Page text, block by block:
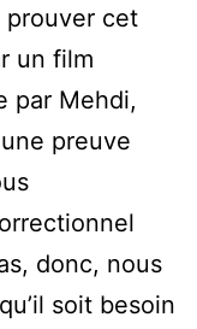
prouver cet
un film
par Mehdi,
preuve
donc, nous
soit besoin